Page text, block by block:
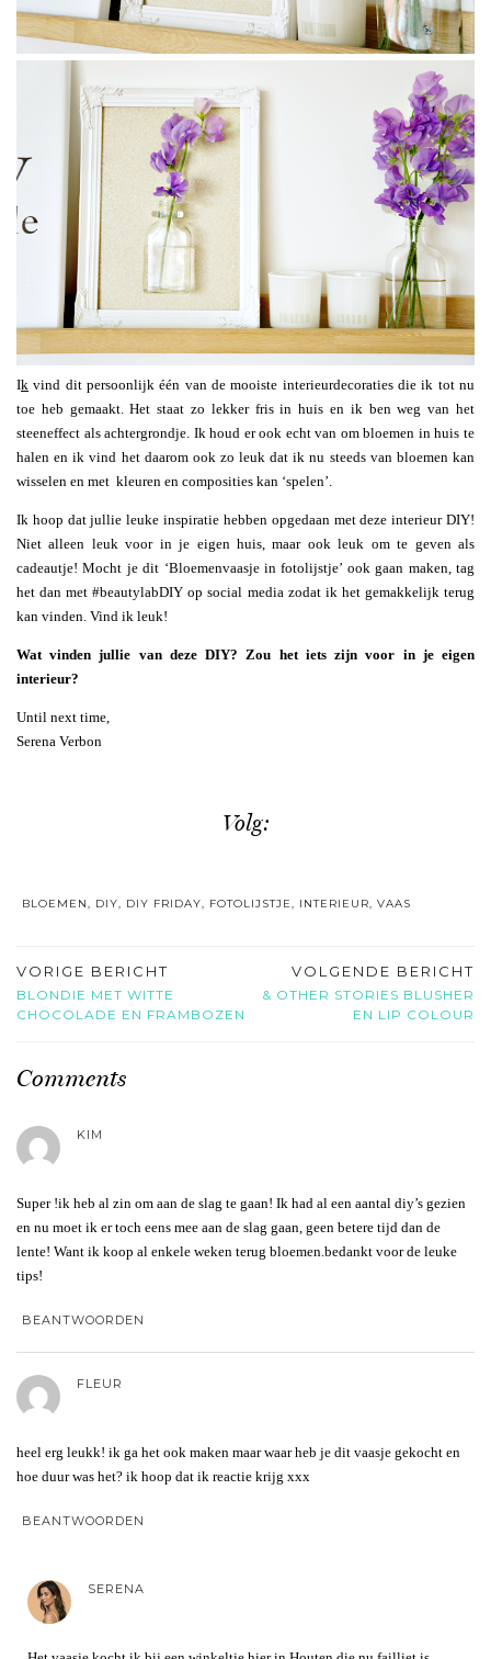
Ik vind dit persoonlijk één van de mooiste interieurdecoraties die ik tot nu
toe heb gemaakt. Het staat zo lekker fris in huis en ik ben weg van het
steeneffect als achtergrondje. Ik houd er ook echt van om bloemen in huis te
halen en ik vind het daarom ook zo leuk dat ik nu steeds van bloemen kan
wisselen en met kleuren en composities kan ‘spelen’.
Ik hoop dat jullie leuke inspiratie hebben opgedaan met deze interieur DIY!
Niet alleen leuk voor in je eigen huis, maar ook leuk om te geven als
cadeautje! Mocht je dit ‘Bloemenvaasje in fotolijstje’ ook gaan maken, tag
het dan met #beautylabDIY op social media zodat ik het gemakkelijk terug
kan vinden. Vind ik leuk!
Wat vinden jullie van deze DIY? Zou het iets zijn voor in je eigen
interieur?
Until next time,
Serena Verbon
Volg:
BLOEMEN, DIY, DIY FRIDAY, FOTOLIJSTJE, INTERIEUR, VAAS
VORIGE BERICHT
BLONDIE MET WITTE
CHOCOLADE EN FRAMBOZEN
VOLGENDE BERICHT
& OTHER STORIES BLUSHER
EN LIP COLOUR
Comments
KIM
Super !ik heb al zin om aan de slag te gaan! Ik had al een aantal diy’s gezien
en nu moet ik er toch eens mee aan de slag gaan, geen betere tijd dan de
lente! Want ik koop al enkele weken terug bloemen.bedankt voor de leuke
tips!
BEANTWOORDEN
FLEUR
heel erg leukk! ik ga het ook maken maar waar heb je dit vaasje gekocht en
hoe duur was het? ik hoop dat ik reactie krijg xxx
BEANTWOORDEN
SERENA